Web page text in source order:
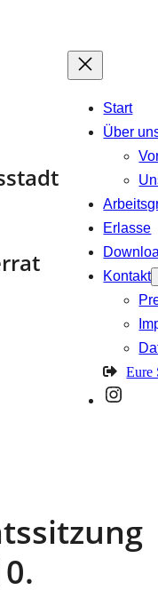
Start
Über
Erlasse
Kontakt
Eure